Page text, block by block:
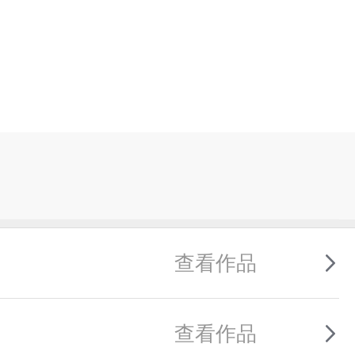
查看作品
查看作品